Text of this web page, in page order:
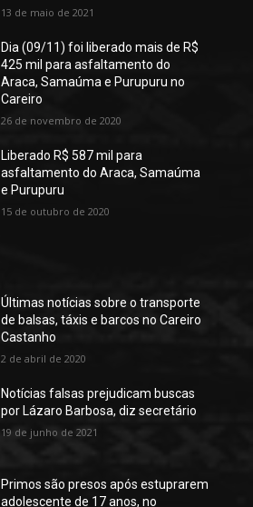
13 de maio de 2021
Dia (09/11) foi liberado mais de R$
425 mil para asfaltamento do
Araca, Samaúma e Purupuru no
Careiro
26 de novembro de 2020
Liberado R$ 587 mil para
asfaltamento do Araca, Samaúma
e Purupuru
15 de outubro de 2020
Últimas notícias sobre o transporte
de balsas, táxis e barcos no Careiro
Castanho
2 de abril de 2020
Notícias falsas prejudicam buscas
por Lázaro Barbosa, diz secretário
19 de junho de 2021
Primos são presos após estuprarem
adolescente de 17 anos, no